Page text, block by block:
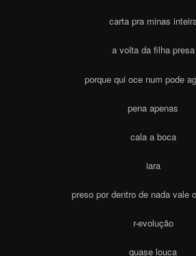
carta pra minas
a volta da filha presa
porque qui oce num pode
pena apenas
cala a boca
iara
preso por dentro de nada vale
r-evolução
quase louca